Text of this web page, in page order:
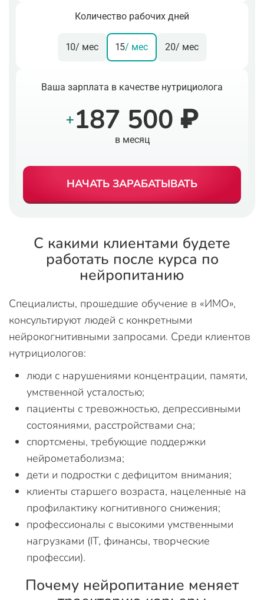
Количество рабочих дней
10/ мес 15/ мес 20/ мес
Ваша зарплата в качестве нутрициолога
+187 500 ₽
в месяц
НАЧАТЬ ЗАРАБАТЫВАТЬ
С какими клиентами будете
работать после курса по
нейропитанию
Специалисты, прошедшие обучение в «ИМО»,
консультируют людей с конкретными
нейрокогнитивными запросами. Среди клиентов
нутрициологов:
люди с нарушениями концентрации, памяти,
умственной усталостью;
пациенты с тревожностью, депрессивными
состояниями, расстройствами сна;
спортсмены, требующие поддержки
нейрометаболизма;
дети и подростки с дефицитом внимания;
клиенты старшего возраста, нацеленные на
профилактику когнитивного снижения;
профессионалы с высокими умственными
нагрузками (IT, финансы, творческие
профессии).
Почему нейропитание меняет